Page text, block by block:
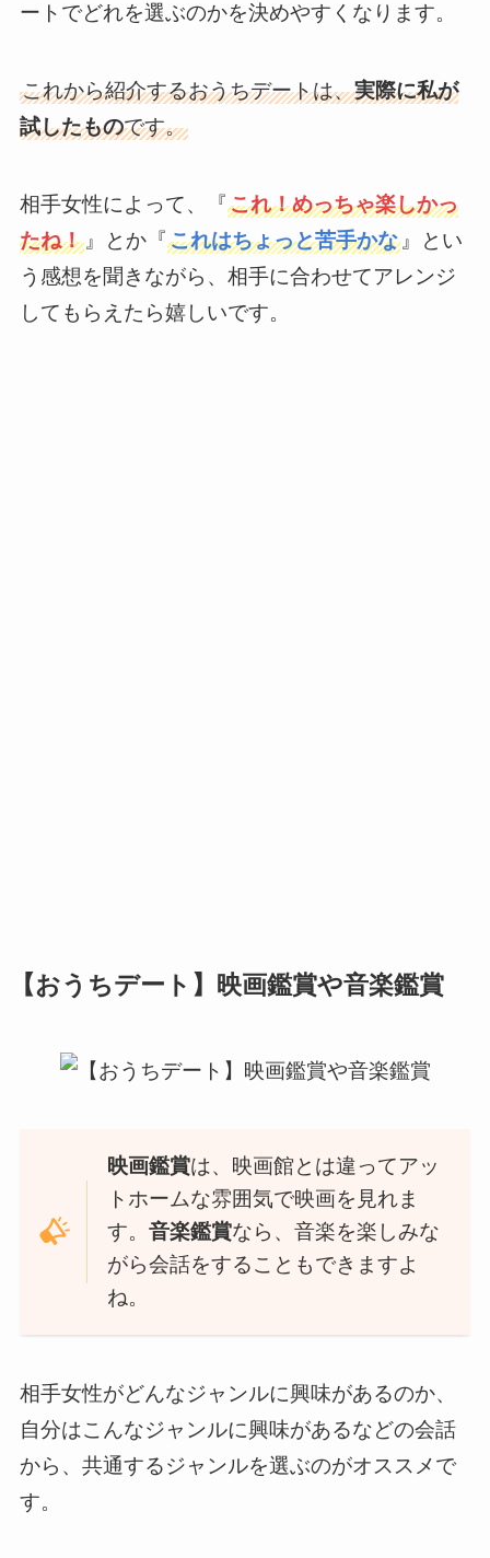
ートでどれを選ぶのかを決めやすくなります。
これから紹介するおうちデートは、実際に私が
試したものです。
相手女性によって、『これ！めっちゃ楽しかっ
たね！』とか『これはちょっと苦手かな』とい
う感想を聞きながら、相手に合わせてアレンジ
してもらえたら嬉しいです。
【おうちデート】映画鑑賞や音楽鑑賞
映画鑑賞は、映画館とは違ってアッ
トホームな雰囲気で映画を見れま
す。 音楽鑑賞なら、音楽を楽しみな
がら会話をすることもできますよ
ね。
相手女性がどんなジャンルに興味があるのか、
自分はこんなジャンルに興味があるなどの会話
から、共通するジャンルを選ぶのがオススメで
す。